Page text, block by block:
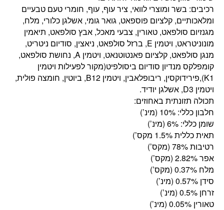
רכיבים: בשר ומוצרי לוואי, ציר עוף, עוף, חומרי טעם טבעיים
ומלאכותיים, קלציום פוספאט, גואר גומי, אשלגן כלורי, מלח,
מגנזיום סולפאט, טאורין, צבעי מאכל, אבץ סולפאט, תיאמין
מונוניטראט, ויטמין E, ברזל סולפאט, ניאצין, סודיום ניטריט,
מנגן סולפאט, קלציום פאנטוטנאט, ויטמין A, נחושת סולפאט,
קומפלקס מנדיון סודיום ביסולפיט(מקור לפעילות ויטמין
K1),פירידוקסין, ריבופלאבין, ויטמין B12, ביוטין, חומצה פולית,
ויטמין D3, אשלגן יודיד.
תכולה תזונתית באחוזים:
חלבון כללי: 10% (מינ’)
שומן כללי: 6% (מינ’)
תאית כללית 1.5% מקס’)
רטיבות 78% (מקס’)
אפר 2.82% (מקס’)
מלח 0.37% (מקס’)
סידן 0.57% (מינ’)
זרחן 0.5% (מינ’)
טאורין 0.05% (מינ’)